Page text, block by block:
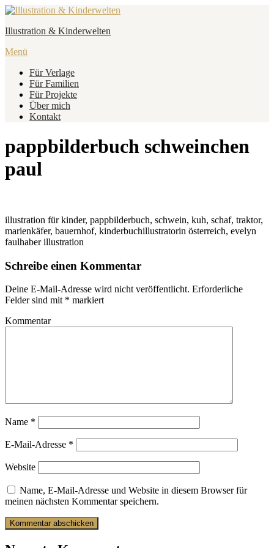
Zum
springen
Illustration & Kinderwelten
Menü
Für Verlage
Für Familien
Für Projekte
Über mich
Kontakt
pappbilderbuch schweinchen
paul
illustration für kinder, pappbilderbuch, schwein, kuh, schaf, traktor,
marienkäfer, bauernhof, kinderbuchillustratorin österreich, evelyn
faulhaber illustration
Schreibe einen Kommentar
Deine E-Mail-Adresse wird nicht veröffentlicht. Erforderliche
Felder sind mit * markiert
Kommentar
Name *
E-Mail-Adresse *
Website
Name, E-Mail-Adresse und Website in diesem Browser für
meinen nächsten Kommentar speichern.